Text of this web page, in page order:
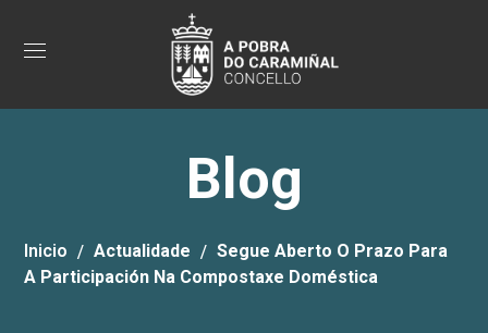
Blog
Inicio Actualidade
Segue Aberto O Prazo Para
A Participación Na Compostaxe Doméstica